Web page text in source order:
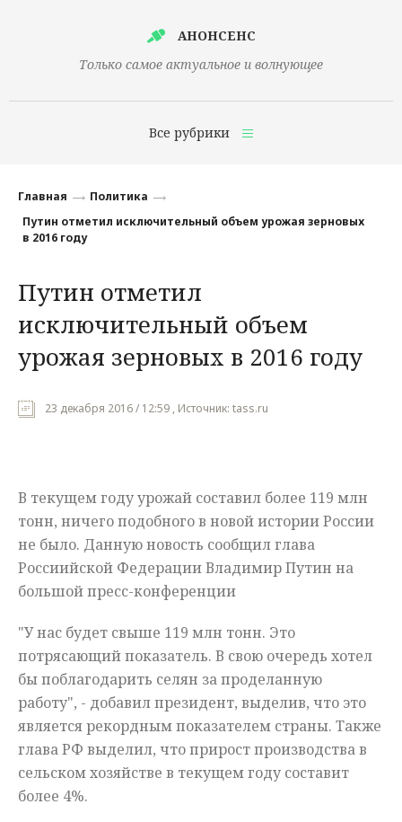
АНОНСЕНС
Только самое актуальное и волнующее
Все рубрики
Финансы
Наука
Культура
Общество
Главная
Политика
Путин отметил исключительный объем урожая зерновых
в 2016 году
Путин отметил
исключительный объем
урожая зерновых в 2016 году
23 декабря 2016 / 12:59 , Источник: tass.ru
В текущем году урожай составил более 119 млн
тонн, ничего подобного в новой истории России
не было. Данную новость сообщил глава
Россиийской Федерации Владимир Путин на
большой пресс-конференции
"У нас будет свыше 119 млн тонн. Это
потрясающий показатель. В свою очередь хотел
бы поблагодарить селян за проделанную
работу", - добавил президент, выделив, что это
является рекордным показателем страны. Также
глава РФ выделил, что прирост производства в
сельском хозяйстве в текущем году составит
более 4%.